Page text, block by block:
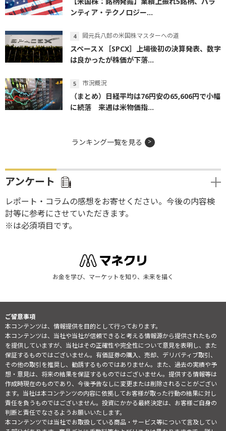
ンティア・テクノロジー...
岡元兵八郎の米国株マスターへの道
スペースＸ［SPCX］上場後初の決算発表、数字
は良かったが株価が下落...
市況概況
（まとめ）日経平均は76円安の65,606円で小幅
に続落 来週は米物価指...
ランキング一覧を見る
アンケート
レポート・コラムの感想をお寄せください。今後の内容検
討等に参考にさせていただきます。
※は必須項目です。
お金を学び、マーケットを知り、未来を描く
ご留意事項
本コンテンツは、情報提供を目的として行っております。
本コンテンツは、当社や当社が信頼できると考える情報源から提供されたもの
を提供していますが、当社はその正確性や完全性について意見を表明し、また
保証するものではございません。有価証券の購入、売却、デリバティブ取引、
その他の取引を推奨し、勧誘するものではありません。また、過去の実績や予
想・意見は、将来の結果を保証するものではございません。提供する情報等は
作成時現在のものであり、今後予告なしに変更または削除されることがござい
ます。当社は本コンテンツの内容に依拠してお客様が取った行動の結果に対し
責任を負うものではございません。投資にかかる最終決定は、お客様ご自身の
判断と責任でなさるようお願いいたします。
本コンテンツでは当社でお取扱している商品・サービス等について言及してい